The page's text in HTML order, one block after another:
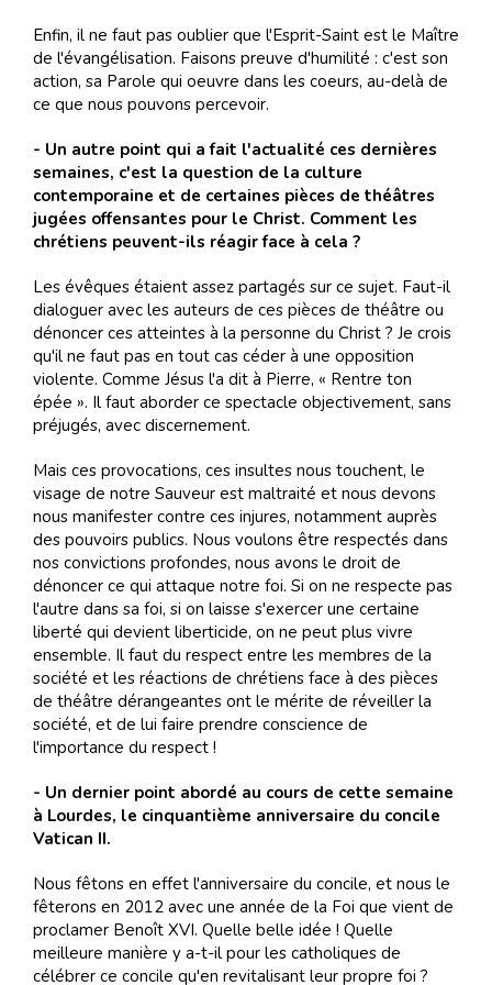
Enfin, il ne faut pas oublier que l'Esprit-Saint est le Maître
de l'évangélisation. Faisons preuve d'humilité : c'est son
action, sa Parole qui oeuvre dans les coeurs, au-delà de
ce que nous pouvons percevoir.
- Un autre point qui a fait l'actualité ces dernières
semaines, c'est la question de la culture
contemporaine et de certaines pièces de théâtres
jugées offensantes pour le Christ. Comment les
chrétiens peuvent-ils réagir face à cela ?
Les évêques étaient assez partagés sur ce sujet. Faut-il
dialoguer avec les auteurs de ces pièces de théâtre ou
dénoncer ces atteintes à la personne du Christ ? Je crois
qu'il ne faut pas en tout cas céder à une opposition
violente. Comme Jésus l'a dit à Pierre, « Rentre ton
épée ». Il faut aborder ce spectacle objectivement, sans
préjugés, avec discernement.
Mais ces provocations, ces insultes nous touchent, le
visage de notre Sauveur est maltraité et nous devons
nous manifester contre ces injures, notamment auprès
des pouvoirs publics. Nous voulons être respectés dans
nos convictions profondes, nous avons le droit de
dénoncer ce qui attaque notre foi. Si on ne respecte pas
l'autre dans sa foi, si on laisse s'exercer une certaine
liberté qui devient liberticide, on ne peut plus vivre
ensemble. Il faut du respect entre les membres de la
société et les réactions de chrétiens face à des pièces
de théâtre dérangeantes ont le mérite de réveiller la
société, et de lui faire prendre conscience de
l'importance du respect !
- Un dernier point abordé au cours de cette semaine
à Lourdes, le cinquantième anniversaire du concile
Vatican II.
Nous fêtons en effet l'anniversaire du concile, et nous le
fêterons en 2012 avec une année de la Foi que vient de
proclamer Benoît XVI. Quelle belle idée ! Quelle
meilleure manière y a-t-il pour les catholiques de
célébrer ce concile qu'en revitalisant leur propre foi ?